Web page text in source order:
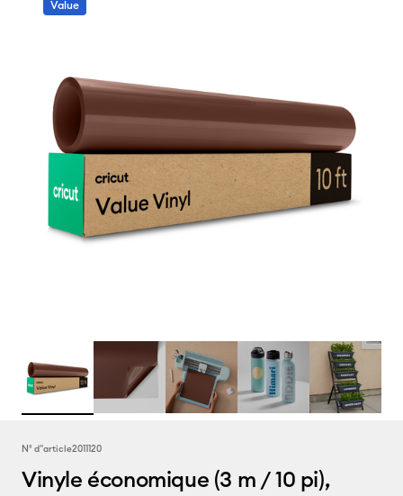
Value
N° d''article2011120
Vinyle économique (3 m / 10 pi),